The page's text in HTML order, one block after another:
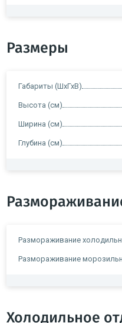
Размеры
Габариты (ШхГхВ)
Высота (см)
Ширина (см)
Глубина (см)
Размораживание
Размораживание
Холодильное